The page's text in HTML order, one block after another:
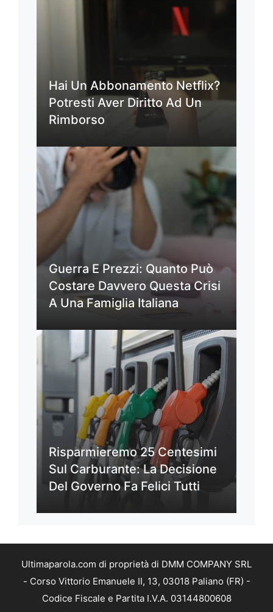
Hai Un Abbonamento Netflix?
Potresti Aver Diritto Ad Un
Rimborso
Guerra E Prezzi: Quanto Può
Costare Davvero Questa Crisi
A Una Famiglia Italiana
Risparmieremo 25 Centesimi
Sul Carburante: La Decisione
Del Governo Fa Felici Tutti
Ultimaparola.com di proprietà di DMM COMPANY SRL
- Corso Vittorio Emanuele II, 13, 03018 Paliano (FR) -
Codice Fiscale e Partita I.V.A. 03144800608